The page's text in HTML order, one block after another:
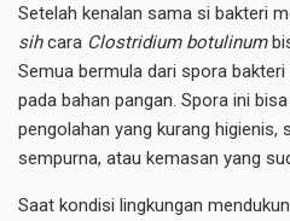
Setelah kenalan sama si bakteri
sihcara Clostridium botulinum
Semua bermula dari spora
pada bahan pangan. Spora ini
pengolahan yang kurang higienis,
sempurna, atau kemasan yang
Saat kondisi lingkungan